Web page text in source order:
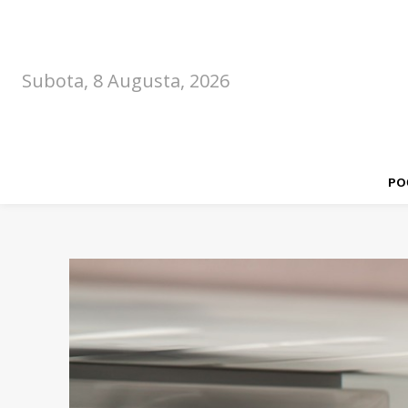
Subota, 8 Augusta, 2026